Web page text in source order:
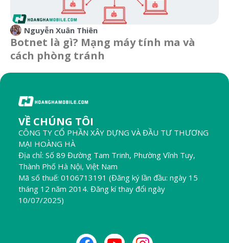
Nguyễn Xuân Thiên
Botnet là gì? Mạng máy tính ma và
cách phòng tránh
VỀ CHÚNG TÔI
CÔNG TY CỔ PHẦN XÂY DỰNG VÀ ĐẦU TƯ THƯƠNG
MẠI HOÀNG HÀ
Địa chỉ: Số 89 Đường Tam Trinh, Phường Vĩnh Tuy,
Thành Phố Hà Nội, Việt Nam
Mã số thuế: 0106713191 (Đăng ký lần đầu: ngày 15
tháng 12 năm 2014. Đăng kí thay đổi ngày
10/07/2025)